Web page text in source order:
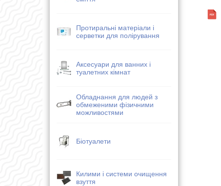
Протиральні матеріали і
серветки для полірування
Аксесуари для ванних і
туалетних кімнат
Обладнання для людей з
обмеженими фізичними
можливостями
Біотуалети
Килими і системи очищення
взуття